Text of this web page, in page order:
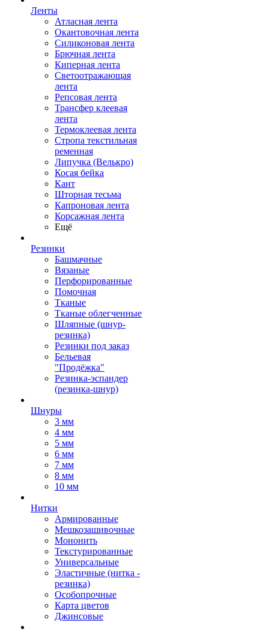
Ленты
Атласная лента
Окантовочная лента
Силиконовая лента
Брючная лента
Киперная лента
Светоотражающая
лента
Репсовая лента
Трансфер клеевая
лента
Термоклеевая лента
Стропа текстильная
ременная
Липучка (Велькро)
Косая бейка
Кант
Шторная тесьма
Капроновая лента
Корсажная лента
Ещё
Резинки
Башмачные
Вязаные
Перфорированные
Помочная
Тканые
Тканые облегченные
Шляпные (шнур-
резинка)
Резинки под заказ
Бельевая
"Продёжка"
Резинка-эспандер
(резинка-шнур)
Шнуры
3 мм
4 мм
5 мм
6 мм
7 мм
8 мм
10 мм
Нитки
Армированные
Мешкозашивочные
Мононить
Текстурированные
Универсальные
Эластичные (нитка -
резинка)
Особопрочные
Карта цветов
Джинсовые